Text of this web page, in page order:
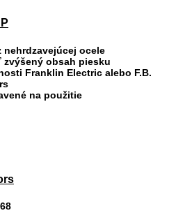
nehrdzavejúcej ocele
obsah piesku
Franklin Electric alebo F.B.
na použitie